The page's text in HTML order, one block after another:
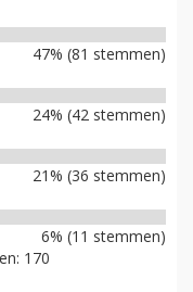
47% (81 stemmen)
24% (42 stemmen)
21% (36 stemmen)
6% (11 stemmen)
170